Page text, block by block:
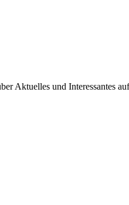
Aktuelles und Interessantes